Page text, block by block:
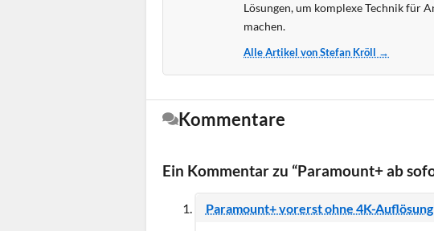
Lösungen, um komplexe Technik für
machen.
Alle Artikel von Stefan Kröll →
Kommentare
Ein Kommentar zu “Paramount+ ab
Paramount+ vorerst ohne 4K-Auflösung